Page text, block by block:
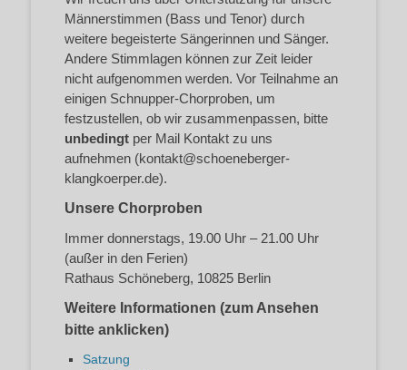
Männerstimmen (Bass und Tenor) durch
weitere begeisterte Sängerinnen und Sänger.
Andere Stimmlagen können zur Zeit leider
nicht aufgenommen werden. Vor Teilnahme an
einigen Schnupper-Chorproben, um
festzustellen, ob wir zusammenpassen, bitte
unbedingt per Mail Kontakt zu uns
aufnehmen (kontakt@schoeneberger-
klangkoerper.de).
Unsere Chorproben
Immer donnerstags, 19.00 Uhr – 21.00 Uhr
(außer in den Ferien)
Rathaus Schöneberg, 10825 Berlin
Weitere Informationen (zum Ansehen
bitte anklicken)
Satzung